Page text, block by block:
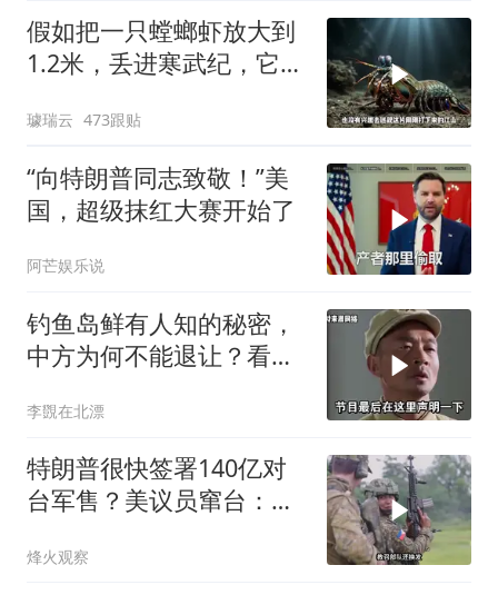
假如把一只螳螂虾放大到
1.2米，丢进寒武纪，它能
璩瑞云 473跟贴
“向特朗普同志致敬！”美
国，超级抹红大赛开始了
阿芒娱乐说
钓鱼岛鲜有人知的秘密，
中方为何不能退让？看完
李覴在北漂
特朗普很快签署140亿对
台军售？美议员窜台：必
烽火观察